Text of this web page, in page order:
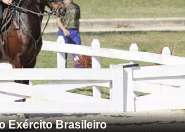
Exército Brasileiro